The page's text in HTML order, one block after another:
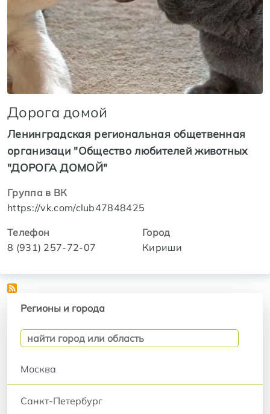
Дорога домой
Ленинградская региональная общетвенная
организаци "Общество любителей животных
"ДОРОГА ДОМОЙ"
Группа в ВК
https://vk.com/club47848425
Телефон
8 (931) 257-72-07
Город
Кириши
Регионы и города
Москва
Санкт-Петербург